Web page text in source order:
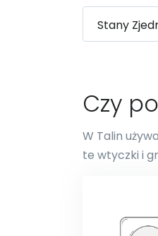
Czy
W Talin
te wtyczki i